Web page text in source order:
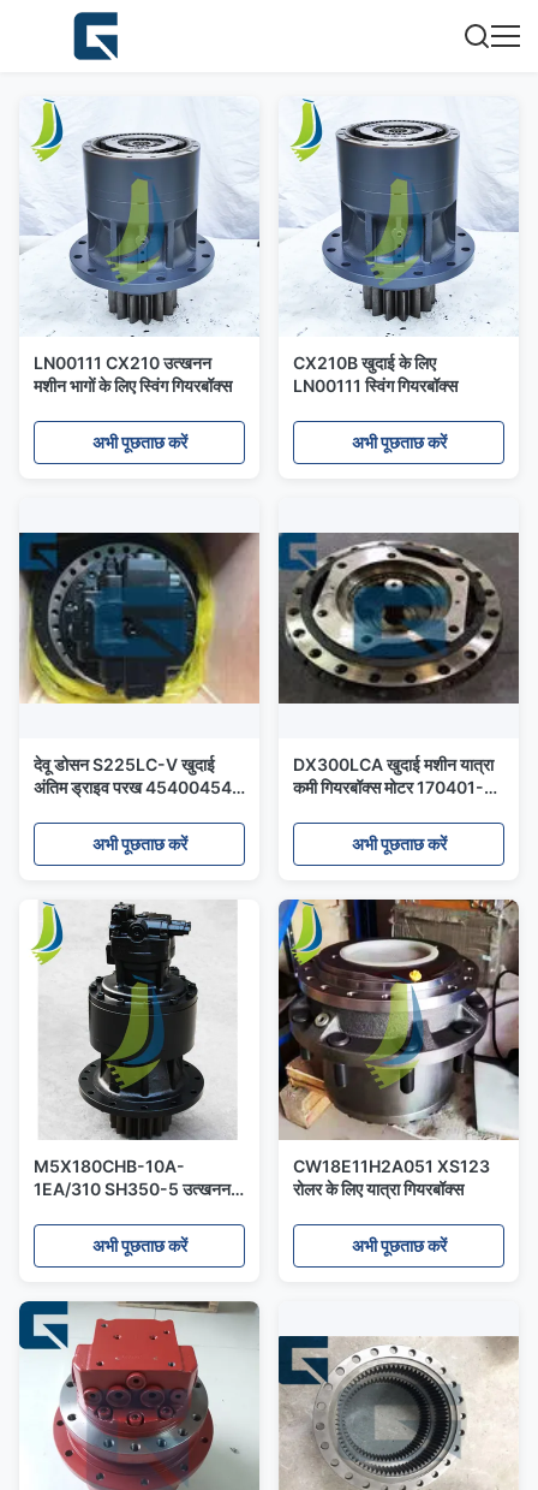
LN00111 CX210 उत्खनन
मशीन भागों के लिए स्विंग गियरबॉक्स
अभी पूछताछ करें
CX210B खुदाई के लिए
LN00111 स्विंग गियरबॉक्स
अभी पूछताछ करें
देवू डोसन S225LC-V खुदाई
अंतिम ड्राइव परख 45400454
अभी पूछताछ करें
DX300LCA खुदाई मशीन यात्रा
कमी गियरबॉक्स मोटर 170401-
अभी पूछताछ करें
M5X180CHB-10A-
1EA/310 SH350-5 उत्खनन
अभी पूछताछ करें
CW18E11H2A051 XS123
रोलर के लिए यात्रा गियरबॉक्स
अभी पूछताछ करें